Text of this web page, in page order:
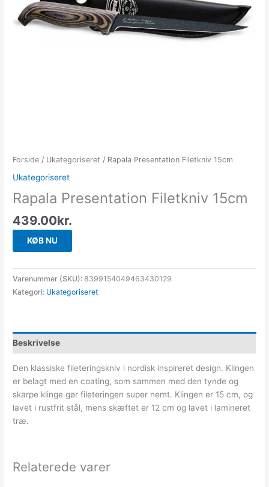
Forside / Ukategoriseret / Rapala Presentation Filetkniv 15cm
Ukategoriseret
Rapala Presentation Filetkniv 15cm
439.00kr.
KØB NU
Varenummer (SKU):8399154049463430129
Kategori: Ukategoriseret
Beskrivelse
Den klassiske fileteringskniv i nordisk inspireret design. Klingen
er belagt med en coating, som sammen med den tynde og
skarpe klinge gør fileteringen super nemt. Klingen er 15 cm, og
lavet i rustfrit stål, mens skæftet er 12 cm og lavet i lamineret
træ.
Relaterede varer